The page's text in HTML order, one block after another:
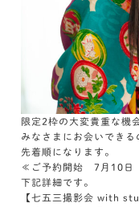
限定2枠の大変貴重な機
みなさまにお会いできる
先着順になります。
≪ご予約開始 7月10
下記詳細です。
【七五三撮影会 with